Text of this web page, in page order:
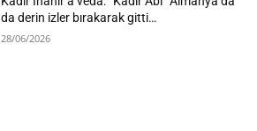
da derin izler bırakarak gitti…
28/06/2026